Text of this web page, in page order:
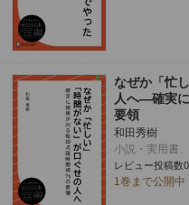
なぜか「忙
人へ―確実
要領
和田秀樹
小説・実用書
レビュー投稿数
1巻まで公開中